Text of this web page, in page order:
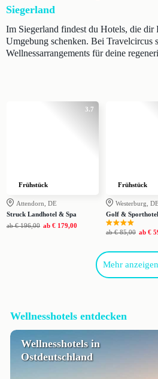
Siegerland
Im Siegerland findest du Hotels, die dir
Umgebung schenken. Bei Travelcircus
Wellnessarrangements für deine
3.7
Frühstück
Attendorn, DE
Struck Landhotel & Spa
ab € 196,00 ab € 179,00
Frühstück
Westerburg, DE
Golf & Sporthotel
ab € 85,00 ab €
Mehr
Wellnesshotels entdecken
Wellnesshotels in
Ostdeutschland